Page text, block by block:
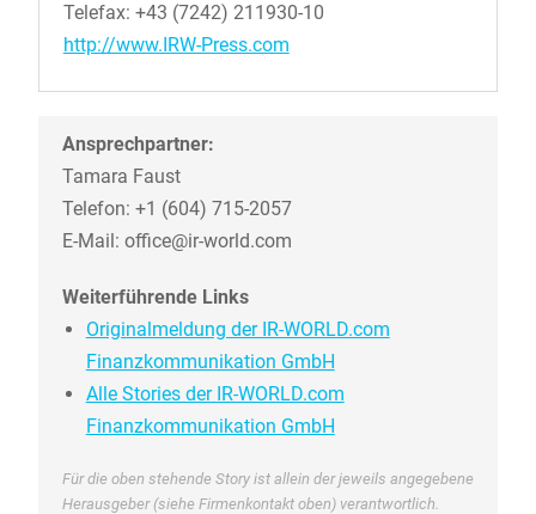
Telefax: +43 (7242) 211930-10
http://www.IRW-Press.com
Ansprechpartner:
Tamara Faust
Telefon: +1 (604) 715-2057
E-Mail: office@ir-world.com
Weiterführende Links
Originalmeldung der IR-WORLD.com
Finanzkommunikation GmbH
Alle Stories der IR-WORLD.com
Finanzkommunikation GmbH
Für die oben stehende Story ist allein der jeweils angegebene
Herausgeber (siehe Firmenkontakt oben) verantwortlich.